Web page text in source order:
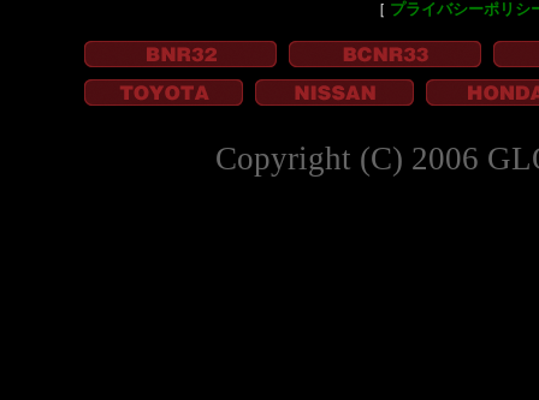
［ プライバシーポリシ
Copyright (C) 2006